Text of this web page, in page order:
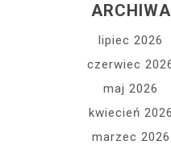
ARCHIWA
lipiec 2026
czerwiec
maj 2026
kwiecień 2026
marzec 2026